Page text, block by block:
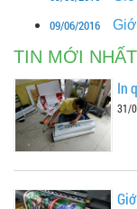
09/06/2016
TIN MỚI
In
31/